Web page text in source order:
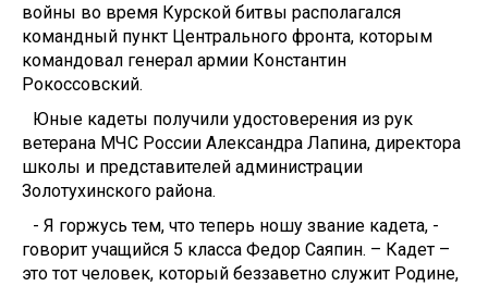
войны во время Курской битвы располагался
командный пункт Центрального фронта, которым
командовал генерал армии Константин
Рокоссовский.
Юные кадеты получили удостоверения из рук
ветерана МЧС России Александра Лапина, директора
школы и представителей администрации
Золотухинского района.
- Я горжусь тем, что теперь ношу звание кадета, -
говорит учащийся 5 класса Федор Саяпин. – Кадет –
это тот человек, который беззаветно служит Родине,